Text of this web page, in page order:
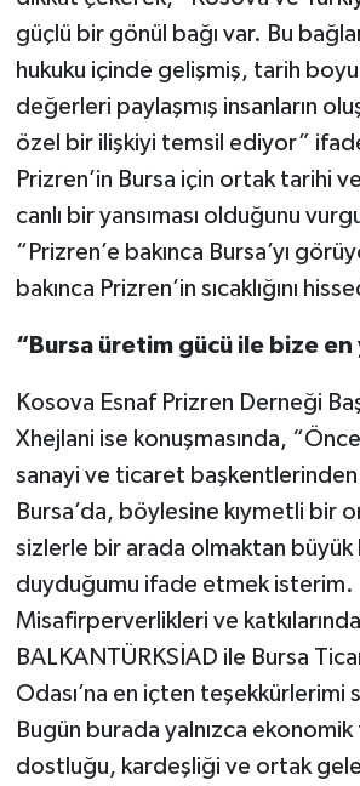
güçlü bir gönül bağı var. Bu
hukuku içinde gelişmiş, tarih
değerleri paylaşmış insanların
özel bir ilişkiyi temsil ediyor”
Prizren’in Bursa için ortak tarihi
canlı bir yansıması olduğunu
“Prizren’e bakınca Bursa’yı
bakınca Prizren’in sıcaklığını
“Bursa üretim gücü ile bize en
Kosova Esnaf Prizren Derneği
Xhejlani ise konuşmasında,
sanayi ve ticaret
Bursa’da, böylesine kıymetli bir
sizlerle bir arada olmaktan büyük
duyduğumu ifade etmek isterim.
Misafirperverlikleri ve
BALKANTÜRKSİAD ile Bursa
Odası’na en içten teşekkürlerimi
Bugün burada yalnızca ekonomik
dostluğu, kardeşliği ve ortak